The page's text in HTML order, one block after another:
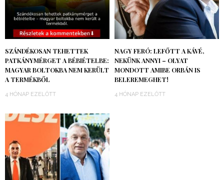
SZÁNDÉKOSAN TEHETTEK
PATKÁNYMÉRGET A BÉBIÉTELBE:
MAGYAR BOLTOKBA NEM KERÜLT
A TERMÉKBŐL
4 HÓNAP EZELŐTT
NAGY FERÓ: LEFŐTT A KÁVÉ,
NEKÜNK ANNYI – OLYAT
MONDOTT AMIBE ORBÁN IS
BELEREMEGHET!
4 HÓNAP EZELŐTT